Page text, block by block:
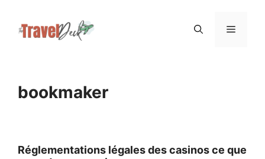
Menu
bookmaker
Réglementations légales des casinos ce que